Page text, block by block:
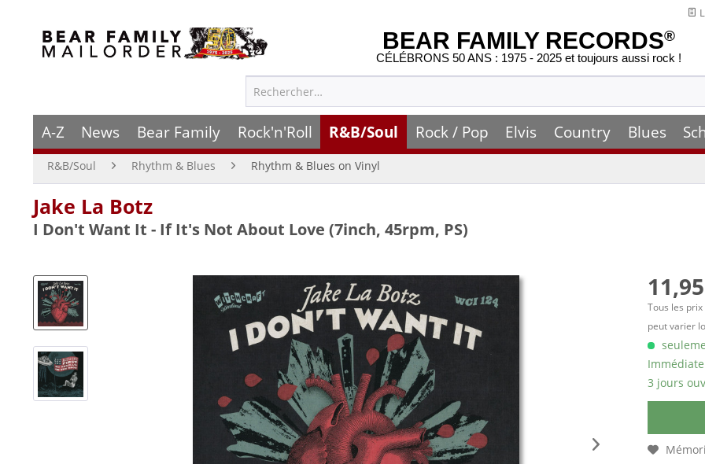
BEAR FAMILY RECORDS®
CÉLÉBRONS 50 ANS : 1975 - 2025 et toujours aussi rock !
A-Z News Bear Family Rock'n'Roll R&B/Soul Rock / Pop Elvis Country Blues
R&B/Soul Rhythm & Blues Rhythm & Blues on Vinyl
Jake La Botz
I Don't Want It - If It's Not About Love (7inch, 45rpm, PS)
Tous les
peut varier
3 jours